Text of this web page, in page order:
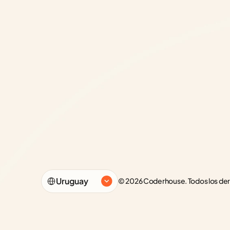
Select Language
Uruguay © 2026 Coderhouse. Todos los